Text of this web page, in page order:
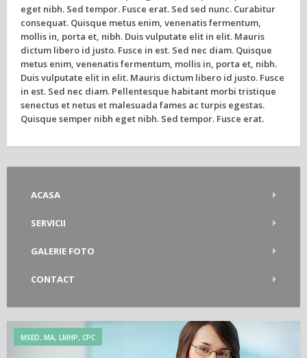
eget nibh. Sed tempor. Fusce erat. Sed sed nunc. Curabitur
consequat. Quisque metus enim, venenatis fermentum,
mollis in, porta et, nibh. Duis vulputate elit in elit. Mauris
dictum libero id justo. Fusce in est. Sed nec diam. Quisque
metus enim, venenatis fermentum, mollis in, porta et, nibh.
Duis vulputate elit in elit. Mauris dictum libero id justo. Fusce
in est. Sed nec diam. Pellentesque habitant morbi tristique
senectus et netus et malesuada fames ac turpis egestas.
Quisque semper nibh eget nibh. Sed tempor. Fusce erat.
ACASA
SERVICII
GALERIE FOTO
CONTACT
MSED, MA, LMHP, CPC